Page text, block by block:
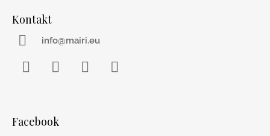
Kontakt
info@mairi.eu
Facebook